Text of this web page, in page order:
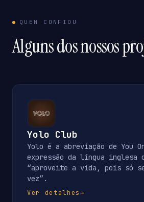
QUEM CONFIOU
Alguns dos nossos
Yolo Club
Yolo é a abreviação de You
expressão da língua inglesa
“aproveite a vida, pois só
vez”.
Ver detalhes→